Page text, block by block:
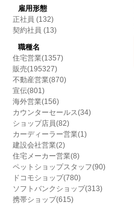
雇用形態
正社員 (132)
契約社員 (13)
職種名
住宅営業(1357)
販売(195327)
不動産営業(870)
宣伝(801)
海外営業(156)
カウンターセールス(34)
ショップ店員(82)
カーディーラー営業(1)
建設会社営業(2)
住宅メーカー営業(8)
ペットショップスタッフ(90)
ドコモショップ(780)
ソフトバンクショップ(313)
携帯ショップ(615)